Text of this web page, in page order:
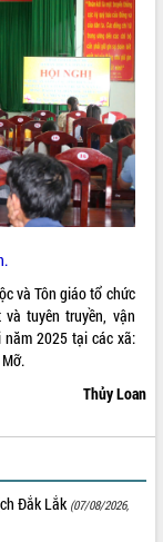
và Tôn giáo tổ chức
tuyên truyền, vận
2025 tại các xã:
Thủy Loan
Đắk Lắk (07/08/2026,